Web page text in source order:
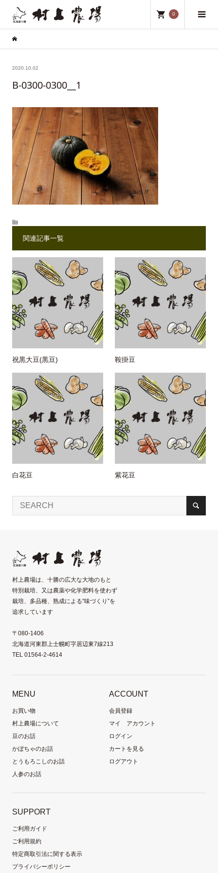
0
2020.10.02
B-0300-0300__1
関連記事一覧
祝黒大豆(黒豆) 鞍掛豆
白花豆 紫花豆
村上農場は、十勝の広大な大地のもと
特別栽培、又は農薬や化学肥料を使わず
栽培、多品種、熟成による“味づくり”を
追求しています
〒080-1406
北海道河東郡上士幌町字居辺東7線213
TEL 01564-2-4614
MENU
お買い物
村上農場について
豆のお話
かぼちゃのお話
とうもろこしのお話
人参のお話
ACCOUNT
会員登録
マイ アカウント
ログイン
カートを見る
ログアウト
SUPPORT
ご利用ガイド
ご利用規約
特定商取引法に関する表示
プライバシーポリシー